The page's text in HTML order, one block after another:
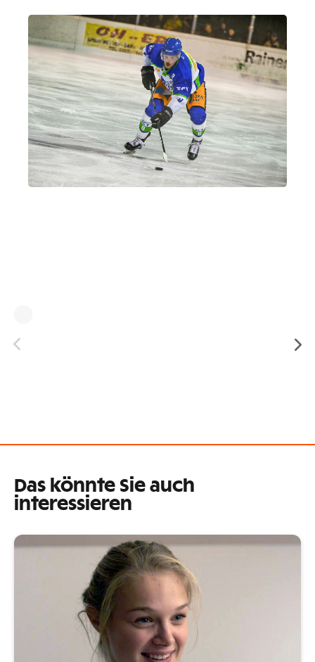
Das könnte Sie auch
interessieren